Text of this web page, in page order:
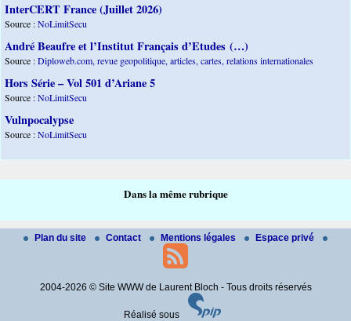
InterCERT France (Juillet 2026)
Source :NoLimitSecu
André Beaufre et l’Institut Français d’Etudes (…)
Source :Diploweb.com, revue geopolitique, articles, cartes, relations internationales
Hors Série – Vol 501 d’Ariane 5
Source :NoLimitSecu
Vulnpocalypse
Source :NoLimitSecu
Dans la même rubrique
Plan du site Contact Mentions légales Espace privé
2004-2026 © Site WWW de Laurent Bloch - Tous droits réservés
Réalisé sous